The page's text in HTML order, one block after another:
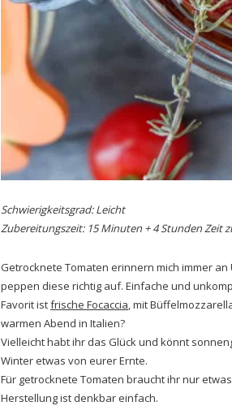
Schwierigkeitsgrad: Leicht
Zubereitungszeit: 15 Minuten + 4 Stunden Zeit
Getrocknete Tomaten erinnern mich immer
peppen diese richtig auf. Einfache und
Favorit istfrische Focaccia, mit
warmen Abend in Italien?
Vielleicht habt ihr das Glück und könnt
Winter etwas von eurer Ernte.
Für getrocknete Tomaten braucht ihr nur
Herstellung ist denkbar einfach.